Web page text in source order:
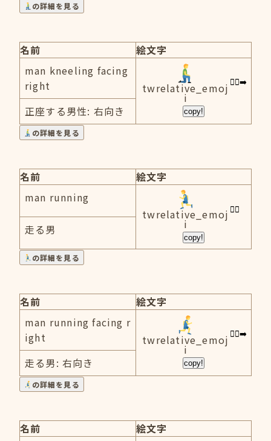
の詳細を見る
名前
絵文字
man kneeling facing
right
twrelative_emoj
i
copy!
正座する男性: 右向き
の詳細を見る
名前
絵文字
man running
twrelative_emoj
i
copy!
走る男
の詳細を見る
名前
絵文字
man running facing r
ight
twrelative_emoj
i
copy!
走る男: 右向き
の詳細を見る
名前
絵文字